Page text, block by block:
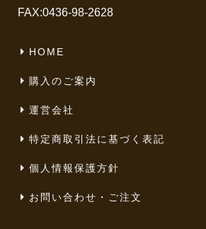
FAX:0436-98-2628
HOME
購入のご案内
運営会社
特定商取引法に基づく表記
個人情報保護方針
お問い合わせ・ご注文